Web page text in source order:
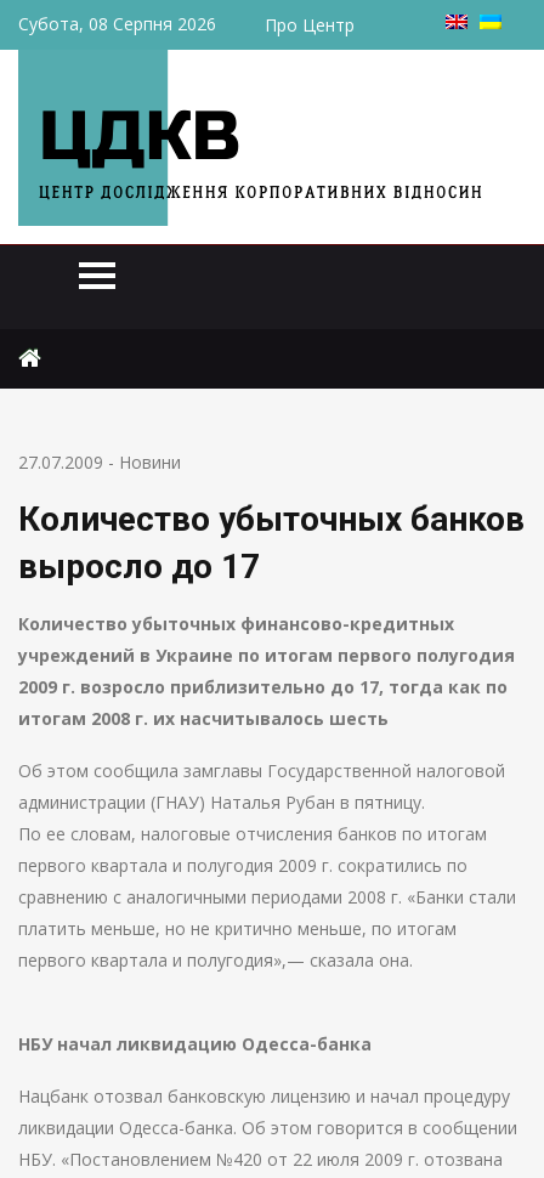
Субота, 08 Серпня 2026 Про Центр
Количество убыточных банков выросло до 17
27.07.2009 - Новини
Количество убыточных банков
выросло до 17
Количество убыточных финансово-кредитных
учреждений в Украине по итогам первого полугодия
2009 г. возросло приблизительно до 17, тогда как по
итогам 2008 г. их насчитывалось шесть
Об этом сообщила замглавы Государственной налоговой
администрации (ГНАУ) Наталья Рубан в пятницу.
По ее словам, налоговые отчисления банков по итогам
первого квартала и полугодия 2009 г. сократились по
сравнению с аналогичными периодами 2008 г. «Банки стали
платить меньше, но не критично меньше, по итогам
первого квартала и полугодия»,— сказала она.
НБУ начал ликвидацию Одесса-банка
Нацбанк отозвал банковскую лицензию и начал процедуру
ликвидации Одесса-банка. Об этом говорится в сообщении
НБУ. «Постановлением №420 от 22 июля 2009 г. отозвана